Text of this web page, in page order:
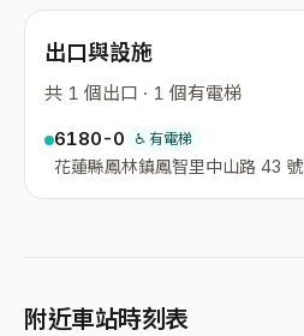
出口與設施
共 1 個出口 · 1 個有電梯
6180-0
♿ 有電梯
花蓮縣鳳林鎮鳳智里中山路 43 號
附近車站時刻表